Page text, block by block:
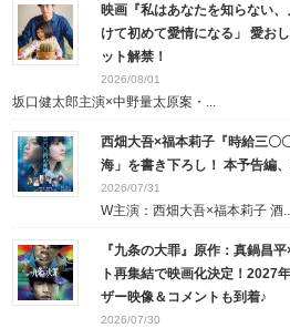
映画『私はあなたを知らない
けて初めて愛情になる」 愛お
ット解禁！
2026/08/01
坂口健太郎主演×中野量太原案・...
西畑大吾×福本莉子『時給三〇
海」を書き下ろし！ 本予告編
2026/07/31
W主演：西畑大吾×福本莉子 酒
『九条の大罪』原作：真鍋昌
ト再集結で映画化決定！2027
ザー映像＆コメントも到着♪
2026/07/30